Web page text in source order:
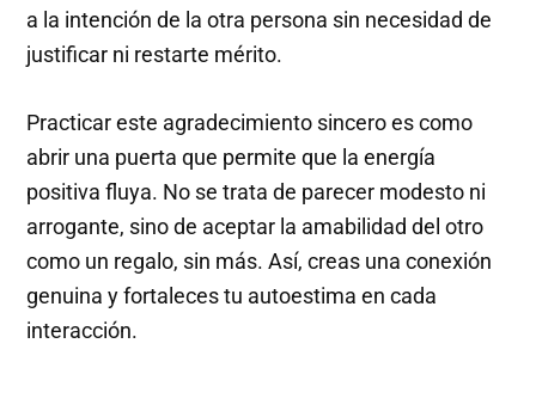
a la intención de la otra persona sin necesidad de
justificar ni restarte mérito.
Practicar este agradecimiento sincero es como
abrir una puerta que permite que la energía
positiva fluya. No se trata de parecer modesto ni
arrogante, sino de aceptar la amabilidad del otro
como un regalo, sin más. Así, creas una conexión
genuina y fortaleces tu autoestima en cada
interacción.